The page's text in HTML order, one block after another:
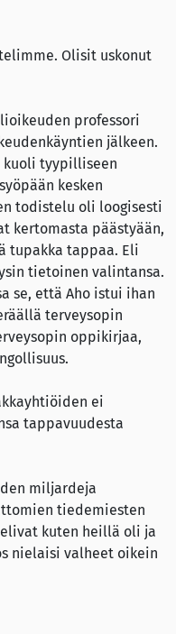
Olisit uskonut
professori
jälkeen.
kuoli tyypilliseen
kesken
todistelu oli loogisesti
kertomasta päästyään,
tupakka tappaa. Eli
tietoinen valintansa.
se, että Aho istui ihan
terveysopin
oppikirjaa,
ei
tappavuudesta
miljardeja
tiedemiesten
kuten heillä oli ja
nielaisi valheet oikein